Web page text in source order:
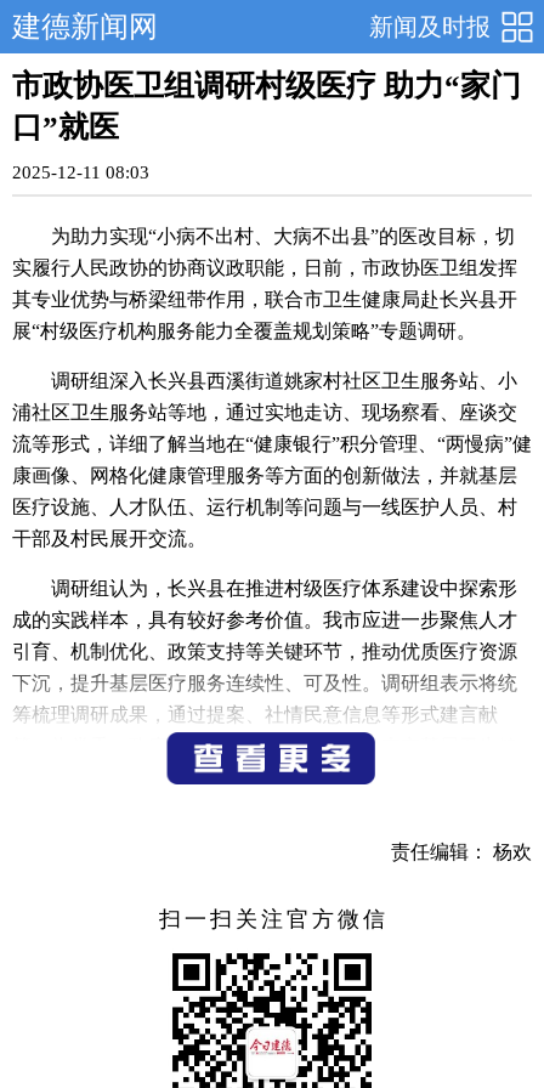
新闻及时报
建德新闻网
市政协医卫组调研村级医疗 助力“家门
口”就医
2025-12-11 08:03
为助力实现“小病不出村、大病不出县”的医改目标，切
实履行人民政协的协商议政职能，日前，市政协医卫组发挥
其专业优势与桥梁纽带作用，联合市卫生健康局赴长兴县开
展“村级医疗机构服务能力全覆盖规划策略”专题调研。
调研组深入长兴县西溪街道姚家村社区卫生服务站、小
浦社区卫生服务站等地，通过实地走访、现场察看、座谈交
流等形式，详细了解当地在“健康银行”积分管理、“两慢病”健
康画像、网格化健康管理服务等方面的创新做法，并就基层
医疗设施、人才队伍、运行机制等问题与一线医护人员、村
干部及村民展开交流。
调研组认为，长兴县在推进村级医疗体系建设中探索形
成的实践样本，具有较好参考价值。我市应进一步聚焦人才
引育、机制优化、政策支持等关键环节，推动优质医疗资源
下沉，提升基层医疗服务连续性、可及性。调研组表示将统
筹梳理调研成果，通过提案、社情民意信息等形式建言献
策，为党委、政府科学决策提供参考，助力夯实基层卫生健
责任编辑： 杨欢
扫一扫关注官方微信